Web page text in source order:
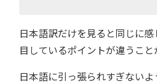
日本語訳だけを見ると同じに
目しているポイントが違うこと
日本語に引っ張られすぎないよ